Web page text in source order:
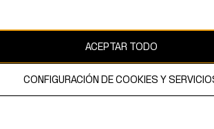
página web está protegido por copyright y es
& Mauritz AB
ACEPTAR TODO
CONFIGURACIÓN DE COOKIES Y